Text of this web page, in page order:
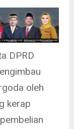
DPRD
oleh
kerap